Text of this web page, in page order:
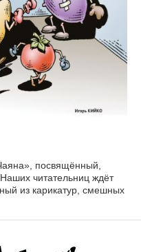
посвящённый,
из карикатур, смешных